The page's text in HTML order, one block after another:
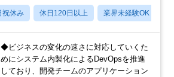
祝休み 休日120日以上 業界未経験OK
◆ビジネスの変化の速さに対応していくた
めにシステム内製化によるDevOpsを推進
しており、開発チームのアプリケーション